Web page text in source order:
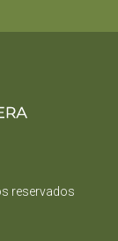
reservados